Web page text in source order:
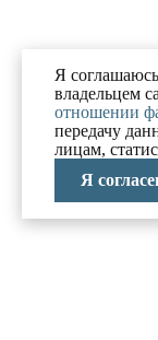
Я
владельцем
отношении
передачу
лицам,
Я